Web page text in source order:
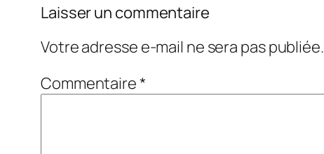
Laisser un commentaire
Votre adresse e-mail ne sera pas publiée.
Commentaire*